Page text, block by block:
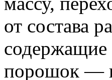
от состава
порошок —